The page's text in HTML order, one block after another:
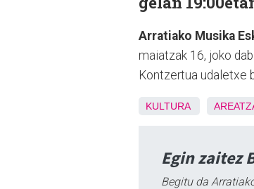
Arratiako Musika
maiatzak 16, joko
Kontzertua udaletxe
KULTURA
Egin zaitez
Begitu da